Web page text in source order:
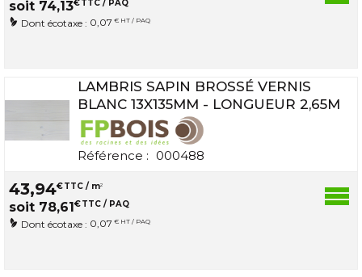
soit 74,13€TTC / PAQ
Dont écotaxe : 0,07 € HT / PAQ
LAMBRIS SAPIN BROSSÉ VERNIS
BLANC 13X135MM - LONGUEUR 2,65M
Référence : 000488
43,94€TTC / m2
soit 78,61 €TTC / PAQ
Dont écotaxe : 0,07 € HT / PAQ